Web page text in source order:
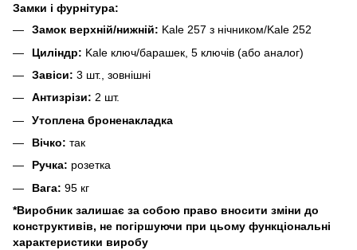
Замки і фурнітура:
Замок верхній/нижній: Kale 257 з нічником/Kale 252
Циліндр: Kale ключ/барашек, 5 ключів (або аналог)
Завіси: 3 шт., зовнішні
Антизрізи: 2 шт.
Утоплена броненакладка
Вічко: так
Ручка: розетка
Вага: 95 кг
*Виробник залишає за собою право вносити зміни до
конструктивів, не погіршуючи при цьому функціональні
характеристики виробу